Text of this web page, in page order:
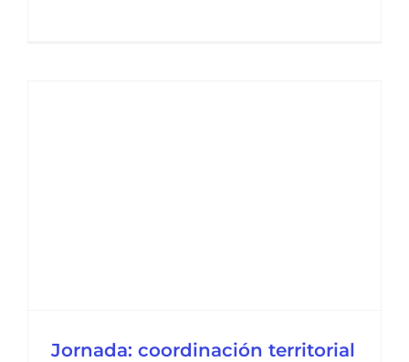
Jornada: coordinación territorial